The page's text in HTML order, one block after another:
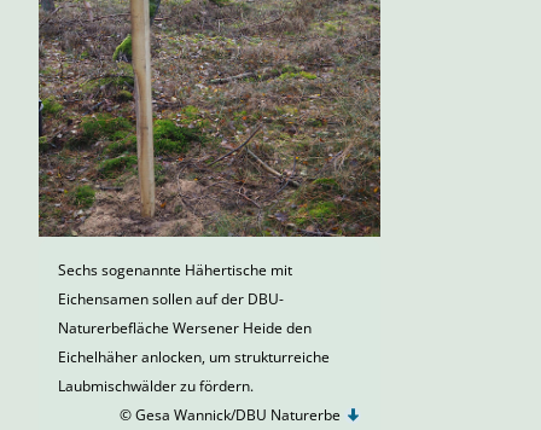
Sechs sogenannte Hähertische mit
Eichensamen sollen auf der DBU-
Naturerbefläche Wersener Heide den
Eichelhäher anlocken, um strukturreiche
Laubmischwälder zu fördern.
© Gesa Wannick/DBU Naturerbe